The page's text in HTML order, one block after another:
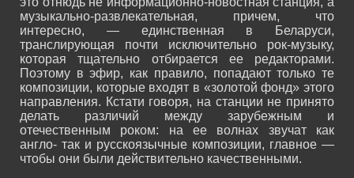
музыкально-развлекательная, причем, что
интересно, — единственная в Беларуси,
транслирующая почти исключительно рок-музыку,
которая тщательно отбирается ее редакторами.
Поэтому в эфир, как правило, попадают только те
композиции, которые входят в «золотой фонд» этого
направления. Кстати говоря, на станции не принято
делать различий между зарубежным и
отечественным роком: на ее волнах звучат как
англо- так и русскоязычные композиции, главное —
чтобы они были действительно качественными.